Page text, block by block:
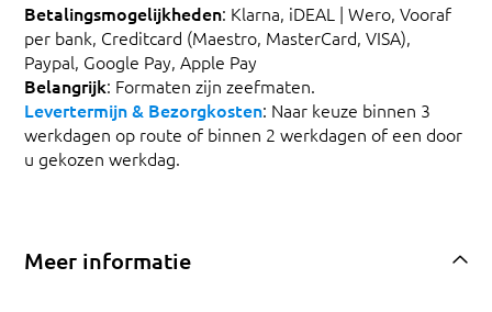
Betalingsmogelijkheden: Klarna, iDEAL | Wero, Vooraf
per bank, Creditcard (Maestro, MasterCard, VISA),
Paypal, Google Pay, Apple Pay
Belangrijk: Formaten zijn zeefmaten.
Levertermijn & Bezorgkosten: Naar keuze binnen 3
werkdagen op route of binnen 2 werkdagen of een door
u gekozen werkdag.
Meer informatie